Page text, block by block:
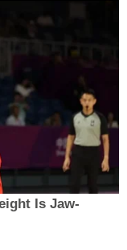
Is Jaw-